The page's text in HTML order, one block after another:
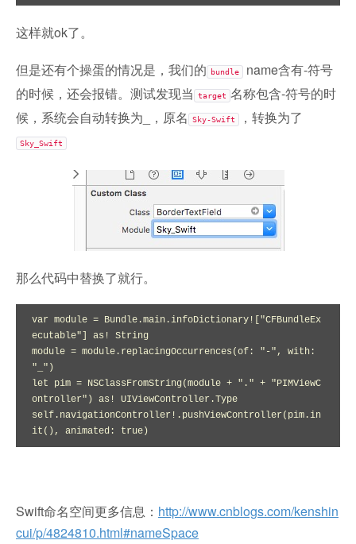
这样就ok了。
但是还有个操蛋的情况是，我们的 bundle
name含有-符号
的时候，还会报错。测试发现当
target 名称包含-符号的时
候，系统会自动转换为_，原名
Sky-Swift ，转换为了
Sky_Swift
那么代码中替换了就行。
var module = Bundle.main.infoDictionary!["CFBundleEx
ecutable"] as! String
module = module.replacingOccurrences(of: "-", with:
"_")
let pim = NSClassFromString(module + "." + "PIMViewC
ontroller") as! UIViewController.Type
self.navigationController!.pushViewController(pim.in
it(), animated: true)
Swift命名空间更多信息： http://www.cnblogs.com/kenshin
cui/p/4824810.html#nameSpace